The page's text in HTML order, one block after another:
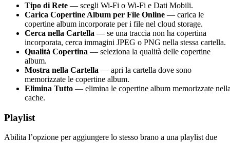
Tipo di Rete — scegli Wi-Fi o Wi-Fi e Dati Mobili.
Carica Copertine Album per File Online — carica le
copertine album incorporate per i file nel cloud storage.
Cerca nella Cartella — se una traccia non ha copertina
incorporata, cerca immagini JPEG o PNG nella stessa cartella.
Qualità Copertina — seleziona la qualità delle copertine
album.
Mostra nella Cartella — apri la cartella dove sono
memorizzate le copertine album.
Elimina Tutto — elimina le copertine album memorizzate
cache.
Playlist
Abilita l’opzione per aggiungere lo stesso brano a una playlist due